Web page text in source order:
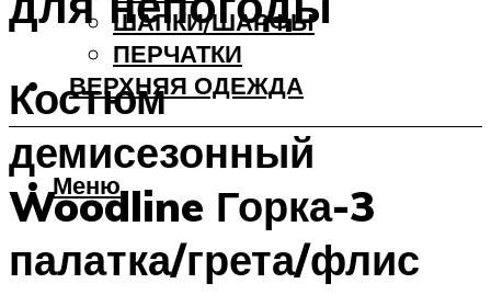
ШАПКИ/ШАРФЫ
ПЕРЧАТКИ
ВЕРХНЯЯ ОДЕЖДА
Меню
Костюм
демисезонный
Woodline Горка-3
палатка/грета/флис